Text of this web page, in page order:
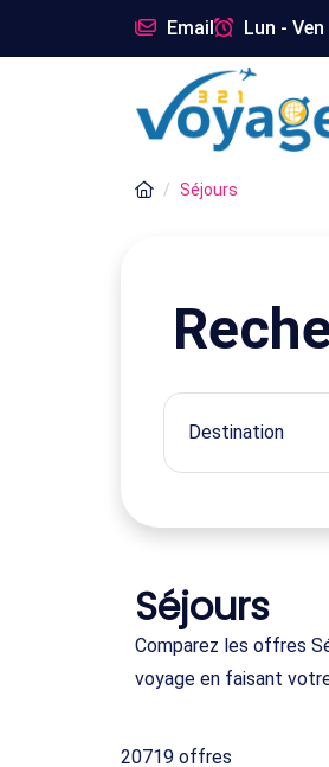
Email Lun -
Séjours
Séjours
Comparez les offres
voyage en faisant
20719 offres